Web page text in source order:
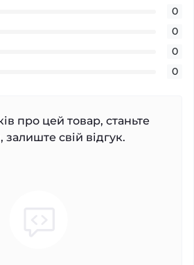
0
0
0
0
про цей товар, станьте
свій відгук.